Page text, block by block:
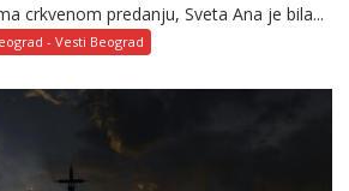
crkvenom predanju, Sveta Ana je bila...
- Vesti Beograd